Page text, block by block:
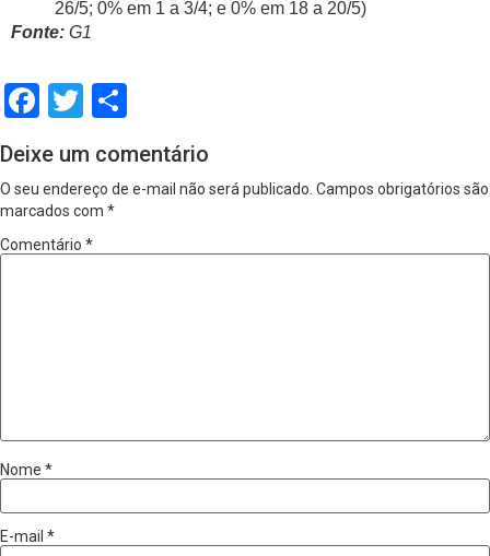
26/5; 0% em 1 a 3/4; e 0% em 18 a 20/5)
Fonte: G1
Facebook
Twitter
Deixe um comentário
O seu endereço de e-mail não será publicado. Campos obrigatórios são
marcados com *
Comentário *
Nome *
E-mail *